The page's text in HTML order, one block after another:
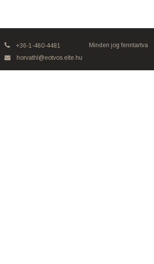
+36-1-460-4481
horvathl@eotvos.elte.hu
Minden jog fenntartva